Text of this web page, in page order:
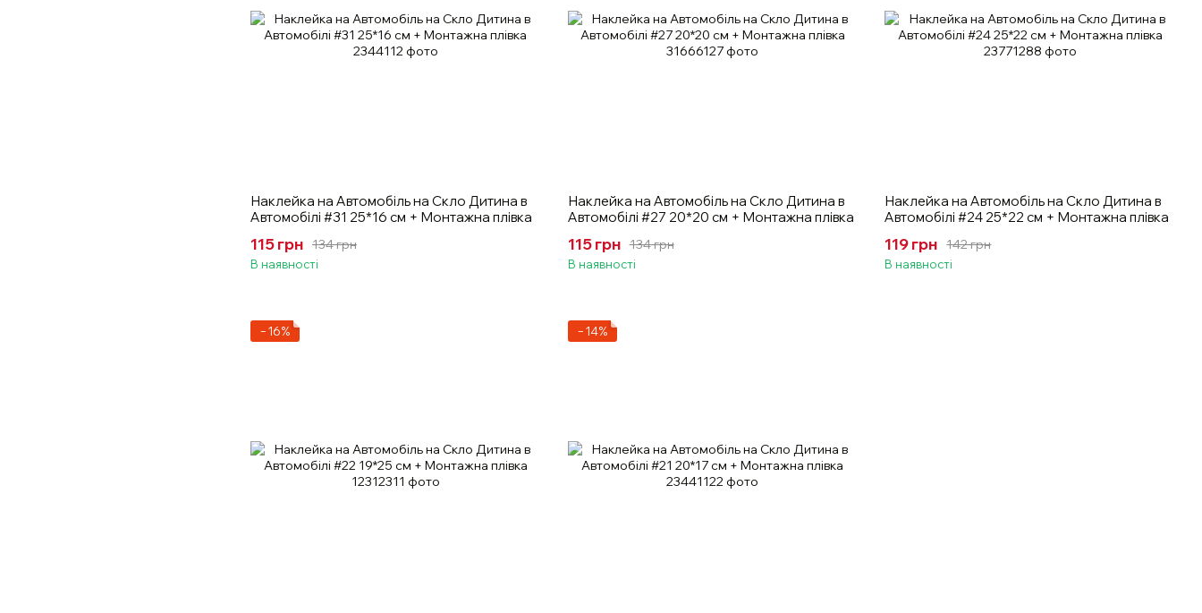
Наклейка на Автомобіль на Скло Дитина в
Автомобілі #31 25*16 см + Монтажна плівка
134 грн
115 грн
В наявності
Наклейка на Автомобіль на Скло Дитина в
Автомобілі #27 20*20 см + Монтажна плівка
134 грн
115 грн
В наявності
Наклейка на Автомобіль на Скло Дитина в
Автомобілі #24 25*22 см + Монтажна плівка
142 грн
119 грн
В наявності
−16% −14%